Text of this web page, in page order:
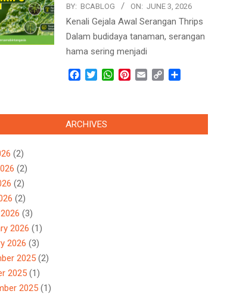
BY: BCABLOG ON: JUNE 3, 2026
Kenali Gejala Awal Serangan Thrips
Dalam budidaya tanaman, serangan
hama sering menjadi
Facebook
TwitterWhatsApp
Pinterest
Email Copy
ARCHIVES
(2)
(2)
(2)
(2)
(3)
2026 (1)
2026 (3)
2025 (2)
2025 (1)
2025 (1)